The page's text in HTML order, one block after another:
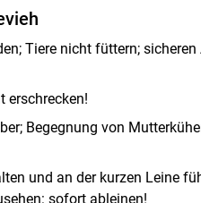
Tiere nicht füttern; sicheren
erschrecken!
Begegnung von
und an der kurzen Leine
sofort ableinen!